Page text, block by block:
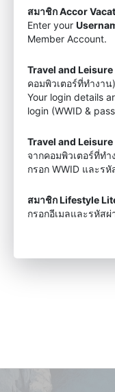
สมาชิก Accor
Enter your
Member Account.
Travel and
คอมพิวเตอร์ที่ทำงาน)
Your login details
login (WWID &
Travel and
จากคอมพิวเตอร์ที่ทำ
กรอก WWID และร
สมาชิก Lifestyle
กรอกอีเมลและรหัส